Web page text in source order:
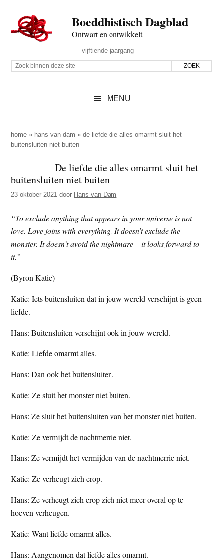
naar
de
inhoud
secondary
naar
de
sidebar
naar
de
Boeddhistisch Dagblad
Ontwart en ontwikkelt
Rechts
vijftiende jaargang
Z
p
d
z
e
i
t
e
Z
i
n
n
d
e
s
i
t
MENU
home » hans van dam »de liefde die alles omarmt sluit het
buitensluiten niet buiten
De liefde die alles omarmt sluit het
buitensluiten niet buiten
23 oktober 2021 door Hans van Dam
“To exclude anything that appears in your universe is not
love. Love joins with everything. It doesn’t exclude the
monster. It doesn’t avoid the nightmare – it looks forward to
it.”
(Byron Katie)
Katie: Iets buitensluiten dat in jouw wereld verschijnt is geen
liefde.
Hans: Buitensluiten verschijnt ook in jouw wereld.
Katie: Liefde omarmt alles.
Hans: Dan ook het buitensluiten.
Katie: Ze sluit het monster niet buiten.
Hans: Ze sluit het buitensluiten van het monster niet buiten.
Katie: Ze vermijdt de nachtmerrie niet.
Hans: Ze vermijdt het vermijden van de nachtmerrie niet.
Katie: Ze verheugt zich erop.
Hans: Ze verheugt zich erop zich niet meer overal op te
hoeven verheugen.
Katie: Want liefde omarmt alles.
Hans: Aangenomen dat liefde alles omarmt.